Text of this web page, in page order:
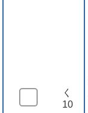
く
10